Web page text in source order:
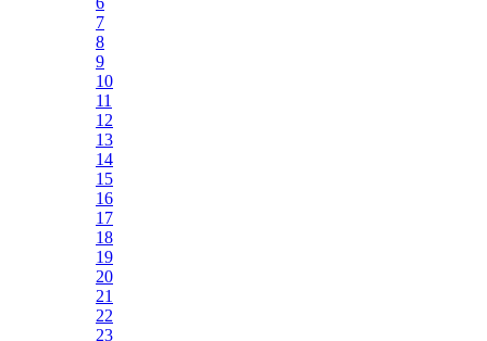
7
8
9
10
11
12
13
14
15
16
17
18
19
20
21
22
23